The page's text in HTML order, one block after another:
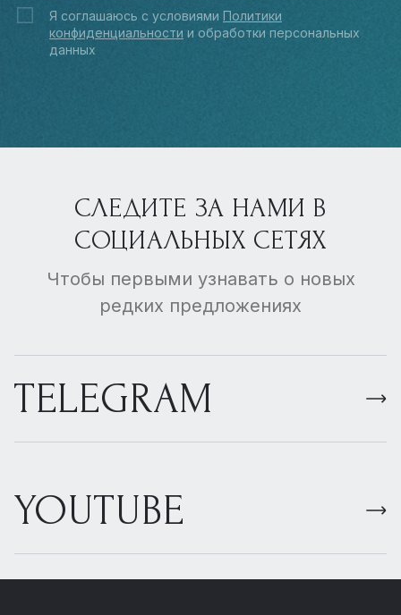
Я соглашаюсь с условиями Политики
конфиденциальности и обработки персональных
данных
СЛЕДИТЕ ЗА НАМИ В
СОЦИАЛЬНЫХ СЕТЯХ
Чтобы первыми узнавать о новых
редких предложениях
TELEGRAM
YOUTUBE